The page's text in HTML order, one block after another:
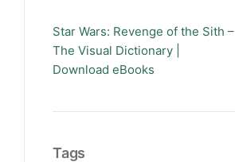
Star Wars: Revenge of the Sith –
The Visual Dictionary |
Download eBooks
Tags